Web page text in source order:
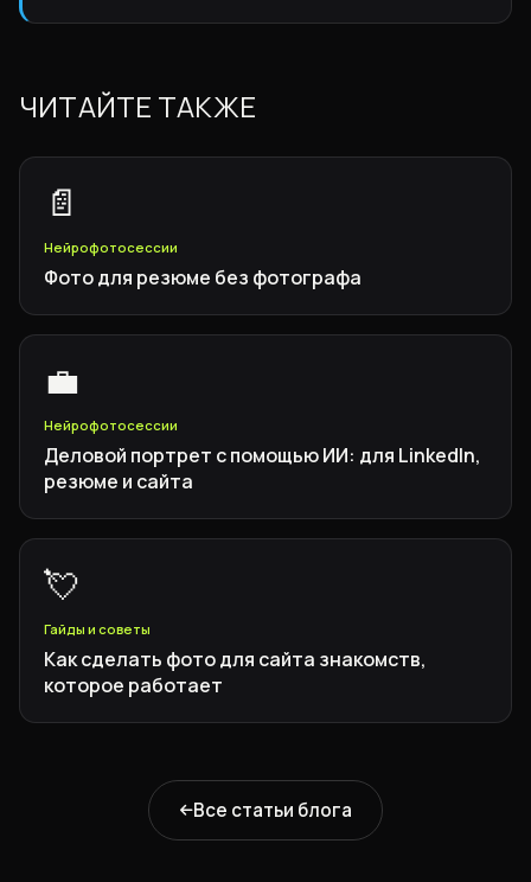
ЧИТАЙТЕ ТАКЖЕ
📄
Нейрофотосессии
Фото для резюме без фотографа
💼
Нейрофотосессии
Деловой портрет с помощью ИИ: для LinkedIn,
резюме и сайта
💘
Гайды и советы
Как сделать фото для сайта знакомств,
которое работает
Все статьи блога